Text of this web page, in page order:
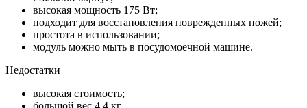
высокая мощность 175 Вт;
подходит для восстановления поврежденных ножей;
простота в использовании;
модуль можно мыть в посудомоечной машине.
Недостатки
высокая стоимость;
большой вес 4,4 кг.